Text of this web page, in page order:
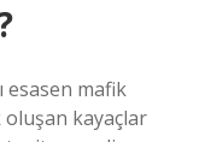
esasen mafik
kayaçlar